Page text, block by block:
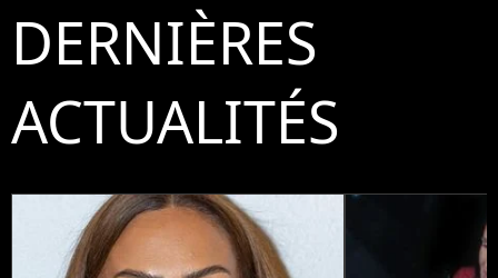
DERNIÈRES
ACTUALITÉS